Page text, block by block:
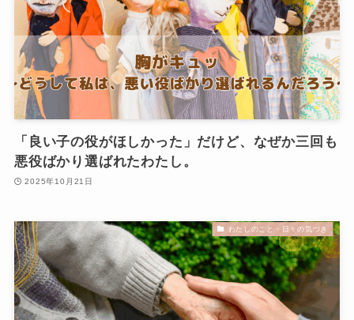
「良い子の役がほしかった」だけど、なぜか三回も
悪役ばかり選ばれたわたし。
2025年10月21日
わたしのこと・日々の気づき